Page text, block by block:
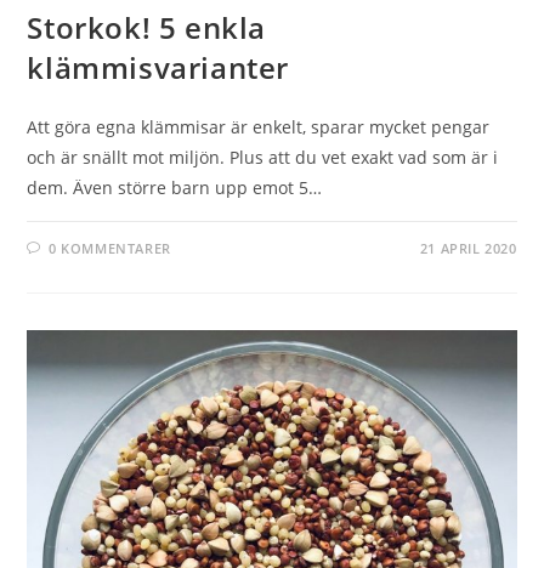
Storkok! 5 enkla
klämmisvarianter
Att göra egna klämmisar är enkelt, sparar mycket pengar
och är snällt mot miljön. Plus att du vet exakt vad som är i
dem. Även större barn upp emot 5…
0 KOMMENTARER 21 APRIL 2020